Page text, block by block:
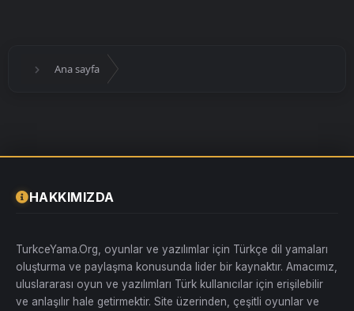
Ana sayfa
HAKKIMIZDA
TurkceYama.Org, oyunlar ve yazılımlar için Türkçe dil yamaları
oluşturma ve paylaşma konusunda lider bir kaynaktır. Amacımız,
uluslararası oyun ve yazılımları Türk kullanıcılar için erişilebilir
ve anlaşılır hale getirmektir. Site üzerinden, çeşitli oyunlar ve